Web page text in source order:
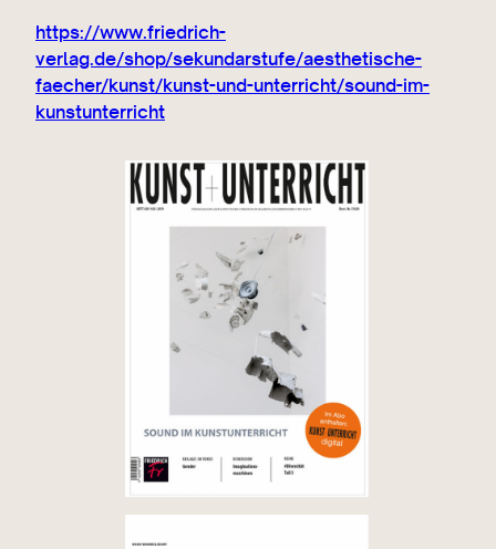
https://www.friedrich-
verlag.de/shop/sekundarstufe/aesthetische-
faecher/kunst/kunst-und-unterricht/sound-im-
kunstunterricht